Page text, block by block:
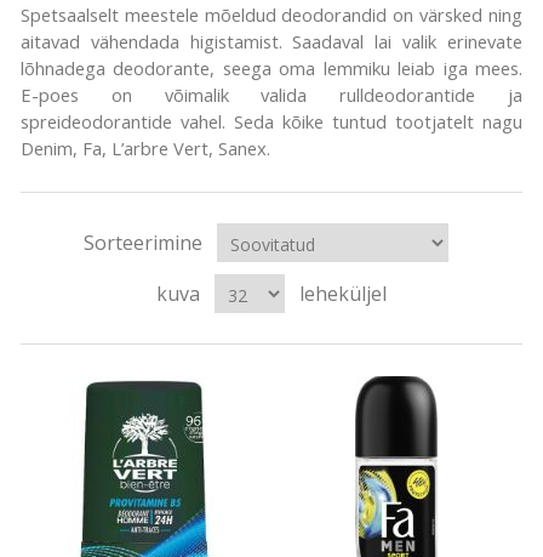
Spetsaalselt meestele mõeldud deodorandid on värsked ning
aitavad vähendada higistamist. Saadaval lai valik erinevate
lõhnadega deodorante, seega oma lemmiku leiab iga mees.
E-poes on võimalik valida rulldeodorantide ja
spreideodorantide vahel. Seda kõike tuntud tootjatelt nagu
Denim, Fa, L’arbre Vert, Sanex.
Sorteerimine
kuva
leheküljel